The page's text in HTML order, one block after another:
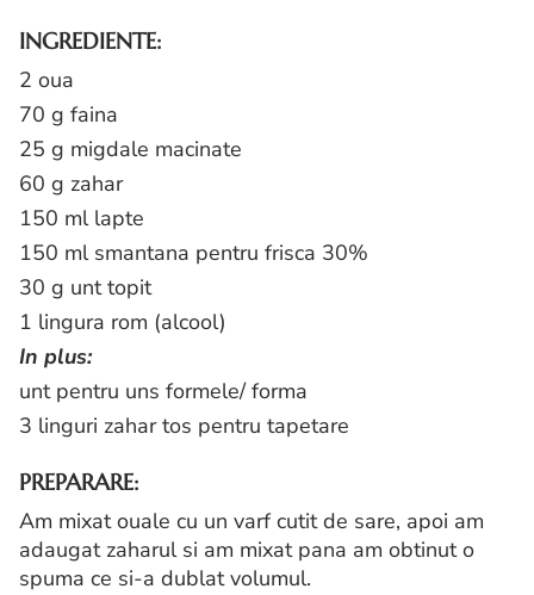
INGREDIENTE:
2 oua
70 g faina
25 g migdale macinate
60 g zahar
150 ml lapte
150 ml smantana pentru frisca 30%
30 g unt topit
1 lingura rom (alcool)
In plus:
unt pentru uns formele/ forma
3 linguri zahar tos pentru tapetare
PREPARARE:
Am mixat ouale cu un varf cutit de sare, apoi am
adaugat zaharul si am mixat pana am obtinut o
spuma ce si-a dublat volumul.